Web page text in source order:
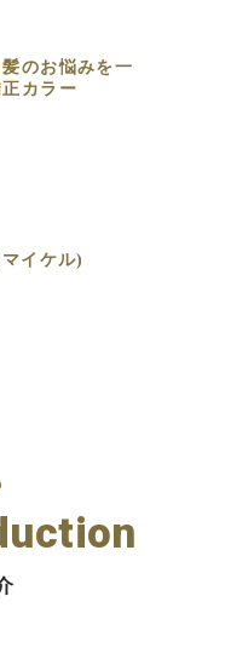
のお悩みを一
カラー
イケル)